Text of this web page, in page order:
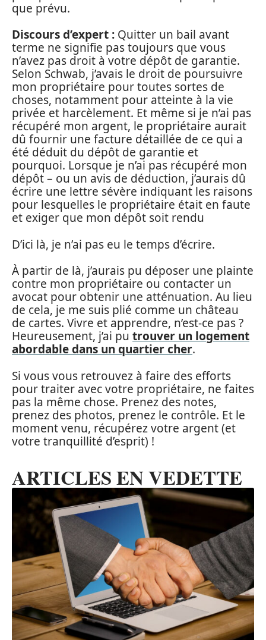
que prévu.
Discours d’expert : Quitter un bail avant
terme ne signifie pas toujours que vous
n’avez pas droit à votre dépôt de garantie.
Selon Schwab, j’avais le droit de poursuivre
mon propriétaire pour toutes sortes de
choses, notamment pour atteinte à la vie
privée et harcèlement. Et même si je n’ai pas
récupéré mon argent, le propriétaire aurait
dû fournir une facture détaillée de ce qui a
été déduit du dépôt de garantie et
pourquoi. Lorsque je n’ai pas récupéré mon
dépôt – ou un avis de déduction, j’aurais dû
écrire une lettre sévère indiquant les raisons
pour lesquelles le propriétaire était en faute
et exiger que mon dépôt soit rendu
D’ici là, je n’ai pas eu le temps d’écrire.
À partir de là, j’aurais pu déposer une plainte
contre mon propriétaire ou contacter un
avocat pour obtenir une atténuation. Au lieu
de cela, je me suis plié comme un château
de cartes. Vivre et apprendre, n’est-ce pas ?
Heureusement, j’ai pu trouver un logement
abordable dans un quartier cher.
Si vous vous retrouvez à faire des efforts
pour traiter avec votre propriétaire, ne faites
pas la même chose. Prenez des notes,
prenez des photos, prenez le contrôle. Et le
moment venu, récupérez votre argent (et
votre tranquillité d’esprit) !
ARTICLES EN VEDETTE